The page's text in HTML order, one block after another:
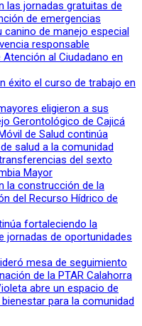
las jornadas gratuitas de
de emergencias
canino de manejo especial
responsable
Atención al Ciudadano en
éxito el curso de trabajo en
eligieron a sus
Gerontológico de Cajicá
de Salud continúa
salud a la comunidad
del sexto
Mayor
la construcción de la
del Recurso Hídrico de
fortaleciendo la
jornadas de oportunidades
mesa de seguimiento
de la PTAR Calahorra
abre un espacio de
para la comunidad